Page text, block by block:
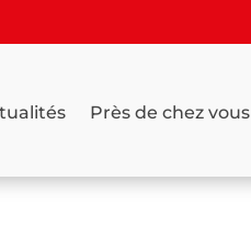
Près de chez vous